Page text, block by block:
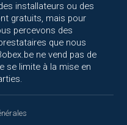
installateurs ou des
gratuits, mais pour
percevons des
que nous
ne vend pas de
se limite à la mise en